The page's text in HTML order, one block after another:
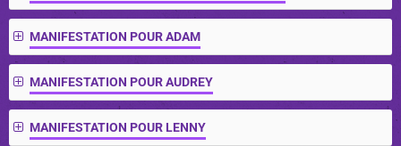
MANIFESTATION POUR ADAM
MANIFESTATION POUR AUDREY
MANIFESTATION POUR LENNY